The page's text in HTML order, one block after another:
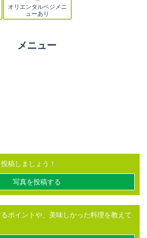
オリエンタルベジメニ
ューあり
メニュー
稿しましょう！
写真を投稿する
ポイントや、美味しかった料理を教えて